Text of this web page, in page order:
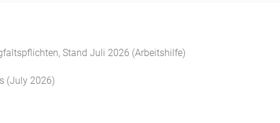
Stand Juli 2026 (Arbeitshilfe)
(July 2026)